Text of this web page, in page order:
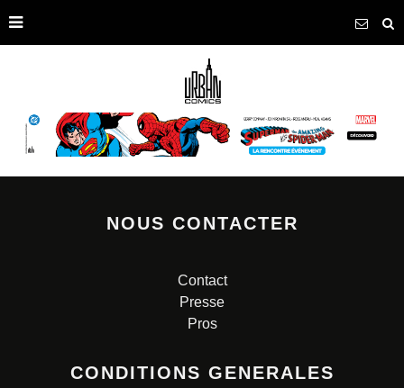
NOUS CONTACTER
Contact
Presse
Pros
CONDITIONS GENERALES